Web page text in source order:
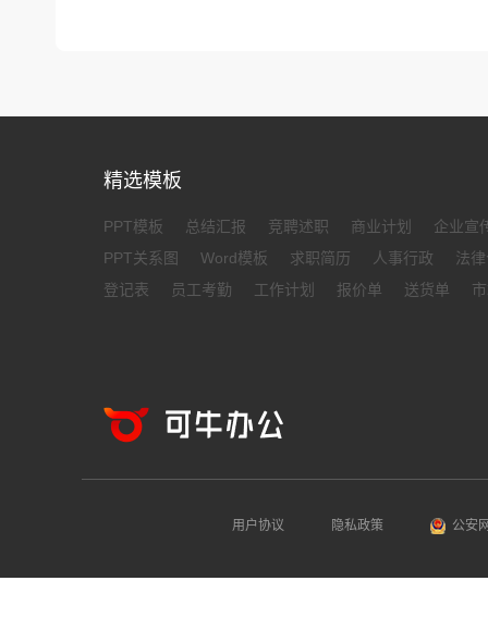
精选模板
PPT模板 总结汇报 竞聘述职 商业计划
企业宣
PPT关系图
Word模板 求职简历 人事行政
法
登记表
员工考勤 工作计划 报价单 送货单
用户协议 隐私政策 公安